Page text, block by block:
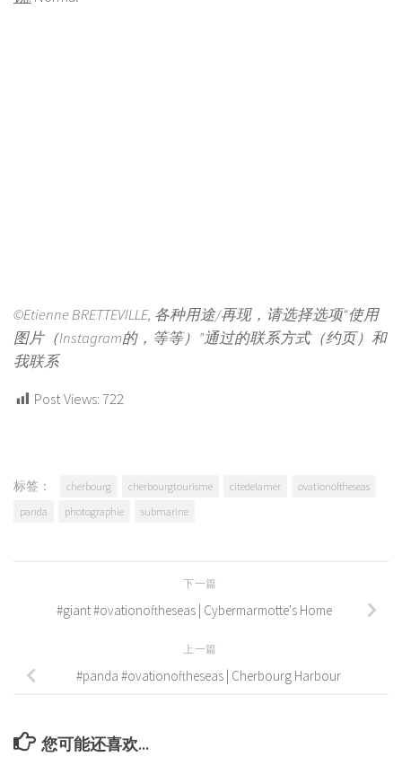
©Etienne BRETTEVILLE, 各种用途/再现，请选择选项“使用
图片（Instagram的，等等）”通过的联系方式（约页）和
我联系
Post Views:722
标签： cherbourg cherbourgtourisme citedelamer
ovationoftheseas
panda
photographie submarine
下一篇
#giant #ovationoftheseas | Cybermarmotte's Home
上一篇
#panda #ovationoftheseas | Cherbourg Harbour
您可能还喜欢...